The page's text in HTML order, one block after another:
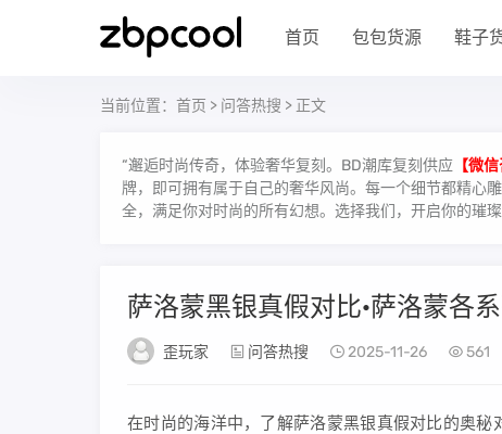
首页 包包货源 鞋子
当前位置： 首页 > 问答热搜 > 正文
“邂逅时尚传奇，体验奢华复刻。BD潮库复刻供应 【微
牌，即可拥有属于自己的奢华风尚。每一个细节都精心
全，满足你对时尚的所有幻想。选择我们，开启你的璀
萨洛蒙黑银真假对比·萨洛蒙各系
歪玩家 问答热搜 2025-11-26 561
在时尚的海洋中，了解萨洛蒙黑银真假对比的奥